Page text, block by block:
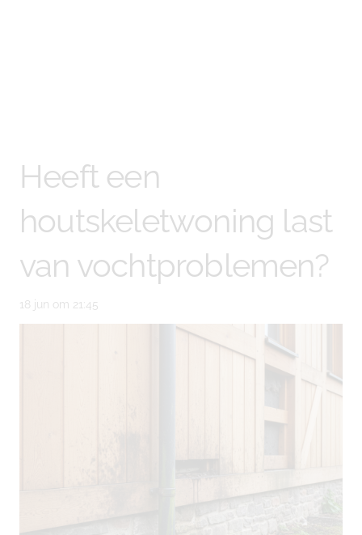
Heeft een
houtskeletwoning last
van vochtproblemen?
18 jun om 21:45